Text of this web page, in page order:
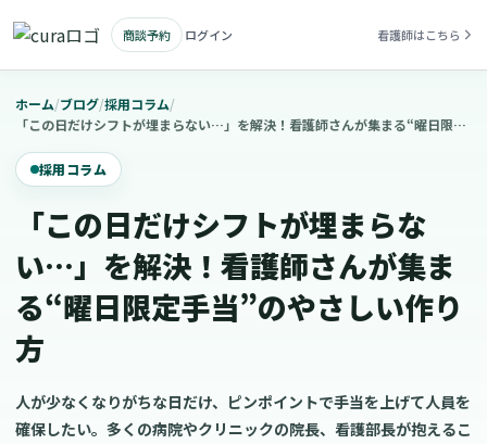
商談予約 ログイン 看護師はこちら
ホーム/ブログ/採用コラム/
「この日だけシフトが埋まらない…」を解決！看護師さんが集まる“曜日限定手当”のやさしい作り方
採用コラム
「この日だけシフトが埋まらな
い…」を解決！看護師さんが集ま
る“曜日限定手当”のやさしい作り
方
人が少なくなりがちな日だけ、ピンポイントで手当を上げて人員を
確保したい。多くの病院やクリニックの院長、看護部長が抱えるこ